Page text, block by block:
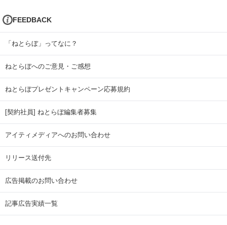
FEEDBACK
「ねとらぼ」ってなに？
ねとらぼへのご意見・ご感想
ねとらぼプレゼントキャンペーン応募規約
[契約社員] ねとらぼ編集者募集
アイティメディアへのお問い合わせ
リリース送付先
広告掲載のお問い合わせ
記事広告実績一覧